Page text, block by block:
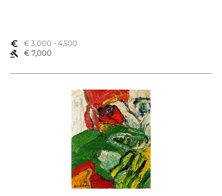
euro_symbol € 3,000 - 4,500
gavel
€ 7,000